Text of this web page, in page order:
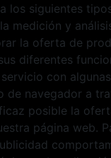
los siguientes
y
la oferta de
diferentes
con
navegador a
posible la
página web.